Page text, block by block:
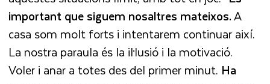
important que siguem nosaltres mateixos.A
casa som molt forts i intentarem continuar així.
La nostra paraula és la il·lusió i la motivació.
Voler i anar a totes des del primer minut. Ha